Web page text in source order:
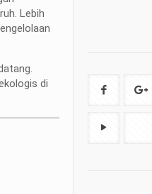
Lebih
di